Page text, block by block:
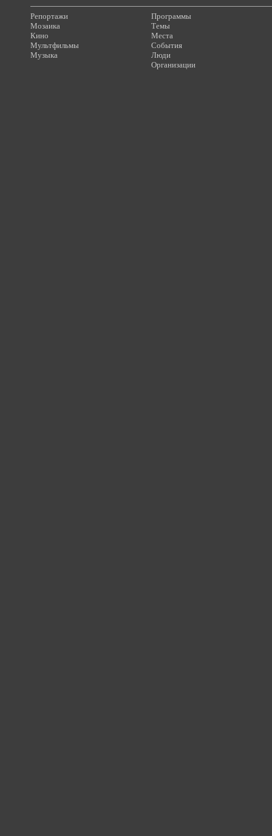
Репортажи
Мозаика
Кино
Мультфильмы
Музыка
Программы
Темы
Места
События
Люди
Организации